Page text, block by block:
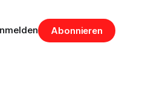
Abonnieren